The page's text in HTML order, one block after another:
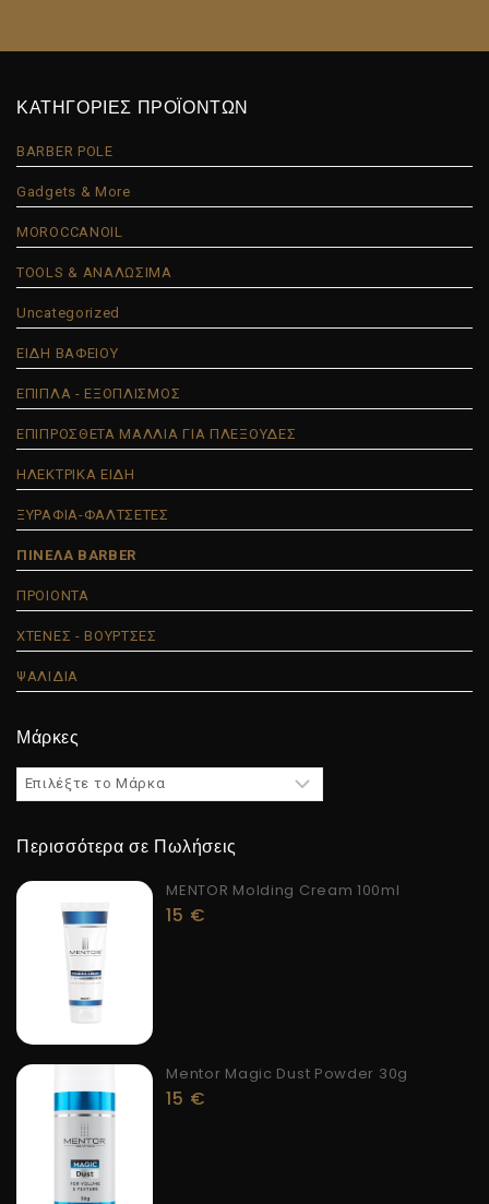
ΚΑΤΗΓΟΡΙΕΣ ΠΡΟΪΟΝΤΩΝ
BARBER POLE
Gadgets & More
MOROCCANOIL
TOOLS & ΑΝΑΛΩΣΙΜΑ
Uncategorized
ΕΙΔΗ ΒΑΦΕΙΟΥ
ΕΠΙΠΛΑ - ΕΞΟΠΛΙΣΜΟΣ
ΕΠΙΠΡΟΣΘΕΤΑ ΜΑΛΛΙΑ ΓΙΑ ΠΛΕΞΟΥΔΕΣ
ΗΛΕΚΤΡΙΚΑ ΕΙΔΗ
ΞΥΡΑΦΙΑ-ΦΑΛΤΣΕΤΕΣ
ΠΙΝΕΛΑ BARBER
ΠΡΟΙΟΝΤΑ
ΧΤΕΝΕΣ - ΒΟΥΡΤΣΕΣ
ΨΑΛΙΔΙΑ
Μάρκες
Περισσότερα σε Πωλήσεις
MENTOR Molding Cream 100ml
15 €
Mentor Magic Dust Powder 30g
15 €